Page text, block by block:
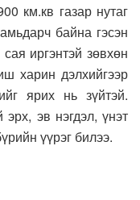
км.кв газар нутаг
байна гэсэн
иргэнтэй зөвхөн
харин дэлхийгээр
ярих нь зүйтэй.
эв нэгдэл, үнэт
үүрэг билээ.